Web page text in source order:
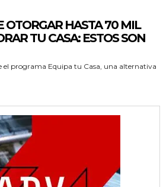
OTORGAR HASTA 70 MIL
TU CASA: ESTOS SON
programa Equipa tu Casa, una alternativa